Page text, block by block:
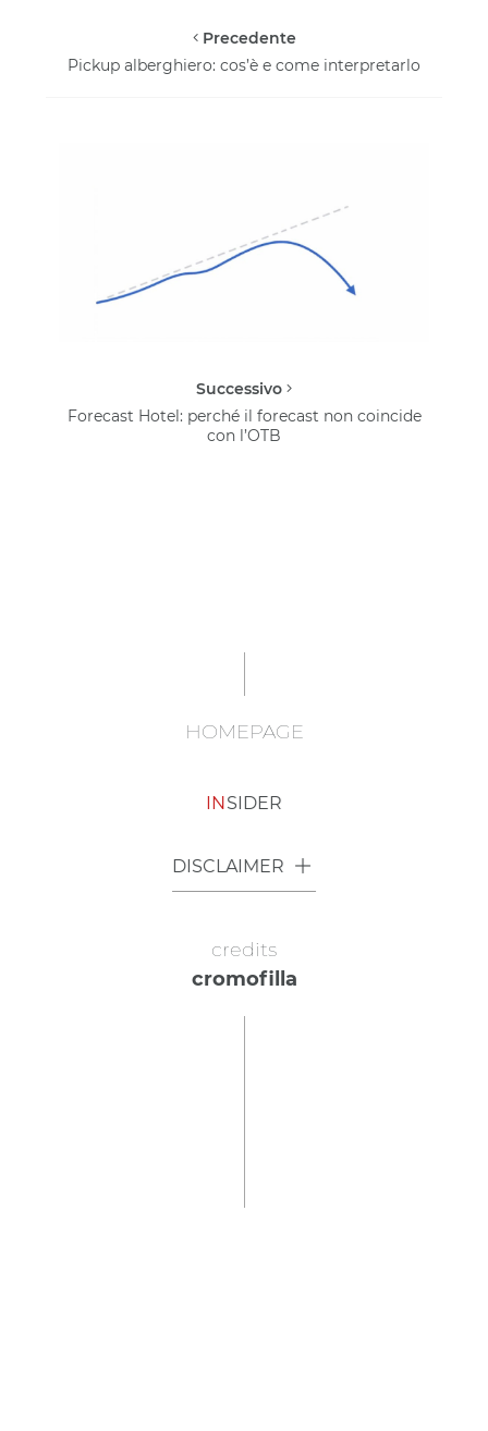
Precedente
Pickup alberghiero: cos’è e come interpretarlo
Successivo
Forecast Hotel: perché il forecast non coincide
con l’OTB
HOMEPAGE
INSIDER
DISCLAIMER
credits
cromofilla